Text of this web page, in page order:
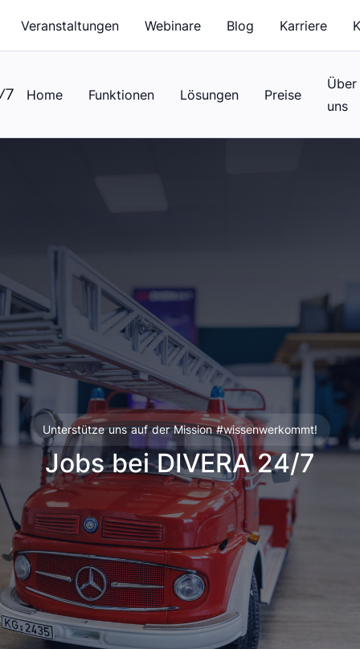
Veranstaltungen Webinare Blog Karriere
Home Funktionen Lösungen Preise
Über
uns
Unterstütze uns auf der Mission #wissenwerkommt!
Jobs bei DIVERA 24/7